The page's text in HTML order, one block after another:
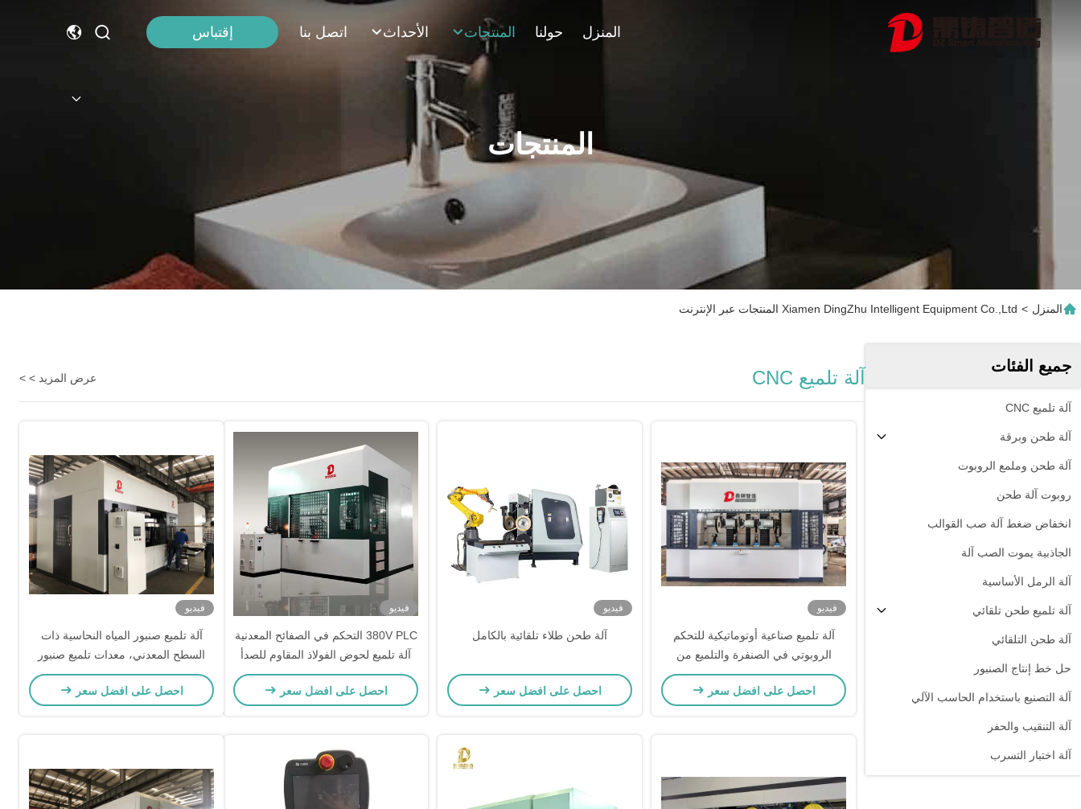
المنزل حولنا المنتجات الأحداث اتصل بنا إقتباس
المنتجات
المنزل > Xiamen DingZhu Intelligent Equipment Co.,Ltd المنتجات عبر الإنترنت
جميع الفئات
آلة تلميع CNC
آلة طحن وبرقة
آلة طحن وملمع الروبوت
روبوت آلة طحن
انخفاض ضغط آلة صب القوالب
الجاذبية يموت الصب آلة
آلة الرمل الأساسية
آلة تلميع طحن تلقائي
آلة طحن التلقائي
حل خط إنتاج الصنبور
آلة التصنيع باستخدام الحاسب الآلي
آلة التنقيب والحفر
آلة اختبار التسرب
آلة تلميع CNC عرض المزيد > >
فيديو
آلة تلميع صناعية أوتوماتيكية للتحكم
الروبوتي في الصنفرة والتلميع من
الفولاذ المقاوم للصدأ
احصل على افضل سعر
فيديو
آلة طحن طلاء تلقائية بالكامل
احصل على افضل سعر
فيديو
380V PLC التحكم في الصفائح المعدنية
آلة تلميع لحوض الفولاذ المقاوم للصدأ
احصل على افضل سعر
فيديو
آلة تلميع صنبور المياه النحاسية ذات
السطح المعدني، معدات تلميع صنبور
الحمام لمقبض الباب المصنوع من الفولاذ
المقاوم للصدأ
احصل على افضل سعر